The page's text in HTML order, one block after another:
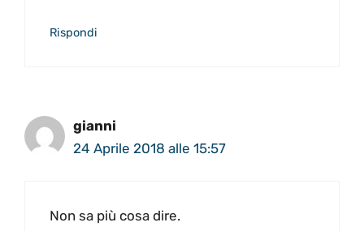
Rispondi
gianni
24 Aprile 2018 alle 15:57
Non sa più cosa dire.